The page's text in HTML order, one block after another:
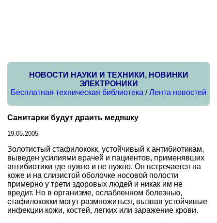
НОВОСТИ НАУКИ И ТЕХНИКИ, НОВИНКИ
ЭЛЕКТРОНИКИ
Бесплатная техническая библиотека /Лента новостей
Санитарки будут драить медяшку
19.05.2005
Золотистый стафилококк, устойчивый к антибиотикам,
выведен усилиями врачей и пациентов, применявших
антибиотики где нужно и не нужно. Он встречается на
коже и на слизистой оболочке носовой полости
примерно у трети здоровых людей и никак им не
вредит. Но в организме, ослабленном болезнью,
стафилококки могут размножиться, вызвав устойчивые
инфекции кожи, костей, легких или заражение крови.